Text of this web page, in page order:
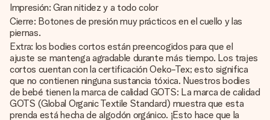
Impresión: Gran nitidez y a todo color
Cierre: Botones de presión muy prácticos en el cuello y las
piernas.
Extra: los bodies cortos están preencogidos para que el
ajuste se mantenga agradable durante más tiempo. Los trajes
cortos cuentan con la certificación Oeko-Tex; esto significa
que no contienen ninguna sustancia tóxica. Nuestros bodies
de bebé tienen la marca de calidad GOTS: La marca de calidad
GOTS (Global Organic Textile Standard) muestra que esta
prenda está hecha de algodón orgánico. ¡Esto hace que la